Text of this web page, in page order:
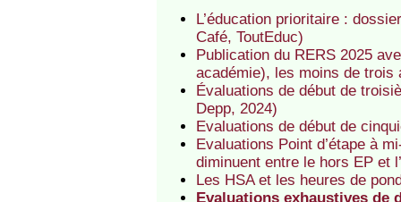
L’éducation prioritaire :
Café, ToutEduc)
Publication du RERS 2025
académie), les moins de
Évaluations de début de
Depp, 2024)
Evaluations de début de
Evaluations Point d’étape à
diminuent entre le hors EP et
Les HSA et les heures de
Evaluations exhaustives de